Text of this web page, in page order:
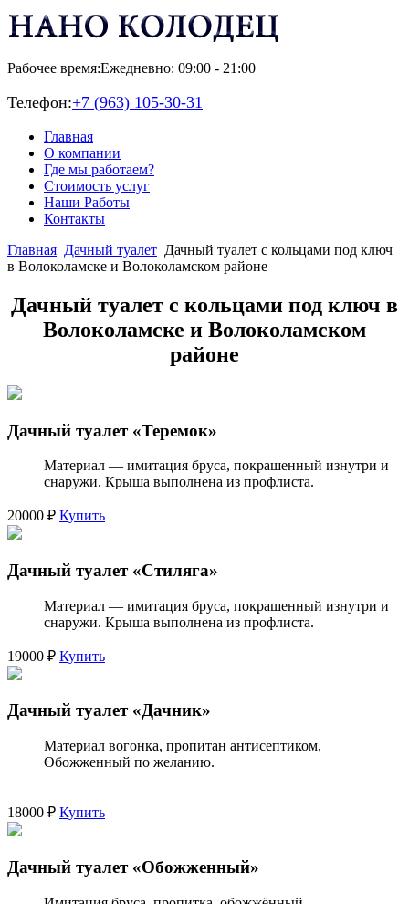
Рабочее время:Ежедневно: 09:00 - 21:00
Телефон:+7 (963) 105-30-31
Главная
О компании
Где мы работаем?
Стоимость услуг
Наши Работы
Контакты
Главная Дачный туалет Дачный туалет с кольцами под ключ
в Волоколамске и Волоколамском районе
Дачный туалет с кольцами под ключ в
Волоколамске и Волоколамском
районе
Дачный туалет «Теремок»
Материал — имитация бруса, покрашенный изнутри и
снаружи. Крыша выполнена из профлиста.
20000 ₽ Купить
Дачный туалет «Стиляга»
Материал — имитация бруса, покрашенный изнутри и
снаружи. Крыша выполнена из профлиста.
19000 ₽ Купить
Дачный туалет «Дачник»
Материал вогонка, пропитан антисептиком,
Обожженный по желанию.
18000 ₽ Купить
Дачный туалет «Обожженный»